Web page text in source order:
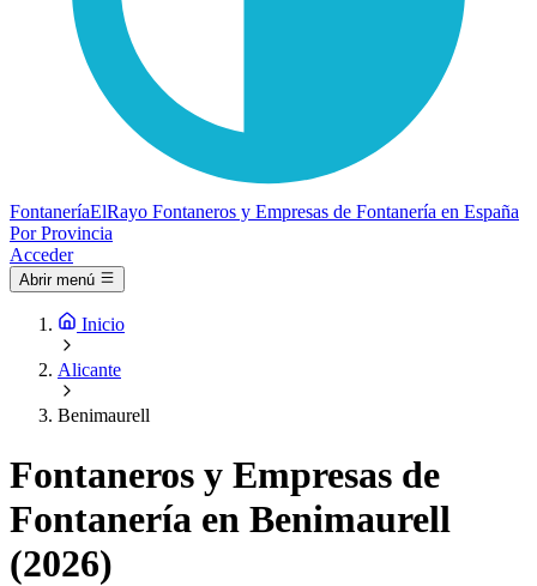
FontaneríaElRayo Fontaneros y Empresas de Fontanería en España
Por Provincia
Acceder
Abrir menú
Inicio
Alicante
Benimaurell
Fontaneros y Empresas de
Fontanería en Benimaurell
(2026)